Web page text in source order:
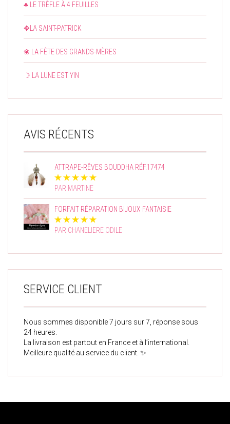
♣ LE TRÈFLE À 4 FEUILLES
✥LA SAINT-PATRICK
❀ LA FÊTE DES GRANDS-MÈRES
☽ LA LUNE EST YIN
AVIS RÉCENTS
ATTRAPE-RÊVES BOUDDHA RÉF.17474
PAR MARTINE
FORFAIT RÉPARATION BIJOUX FANTAISIE
PAR CHANELIERE ODILE
SERVICE CLIENT
Nous sommes disponible 7 jours sur 7, réponse sous
24 heures.
La livraison est partout en France et à l’international.
Meilleure qualité au service du client. ✨